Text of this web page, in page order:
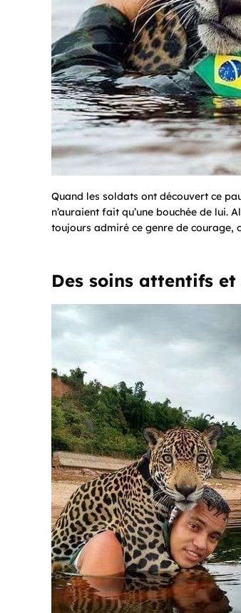
Quand les soldats ont découvert ce
n’auraient fait qu’une bouchée de lui.
toujours admiré ce genre de courage,
Des soins attentifs et